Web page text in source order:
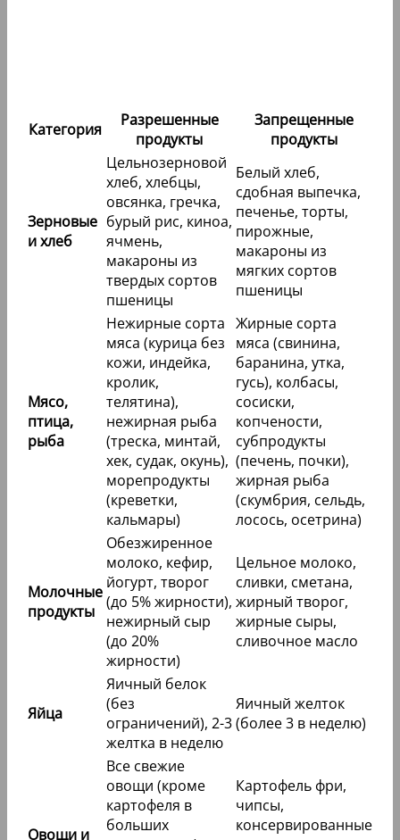
Категория
Разрешенные
продукты
Запрещенные
продукты
Зерновые
и хлеб
Цельнозерновой
хлеб, хлебцы,
овсянка, гречка,
бурый рис, киноа,
ячмень,
макароны из
твердых сортов
пшеницы
Белый хлеб,
сдобная выпечка,
печенье, торты,
пирожные,
макароны из
мягких сортов
пшеницы
Мясо,
птица,
рыба
Нежирные сорта
мяса (курица без
кожи, индейка,
кролик,
телятина),
нежирная рыба
(треска, минтай,
хек, судак, окунь),
морепродукты
(креветки,
кальмары)
Жирные сорта
мяса (свинина,
баранина, утка,
гусь), колбасы,
сосиски,
копчености,
субпродукты
(печень, почки),
жирная рыба
(скумбрия, сельдь,
лосось, осетрина)
Молочные
продукты
Обезжиренное
молоко, кефир,
йогурт, творог
(до 5% жирности),
нежирный сыр
(до 20%
жирности)
Цельное молоко,
сливки, сметана,
жирный творог,
жирные сыры,
сливочное масло
Яйца
Яичный белок
(без
ограничений), 2-3
желтка в неделю
Яичный желток
(более 3 в неделю)
Овощи и
Все свежие
овощи (кроме
картофеля в
больших
Картофель фри,
чипсы,
консервированные